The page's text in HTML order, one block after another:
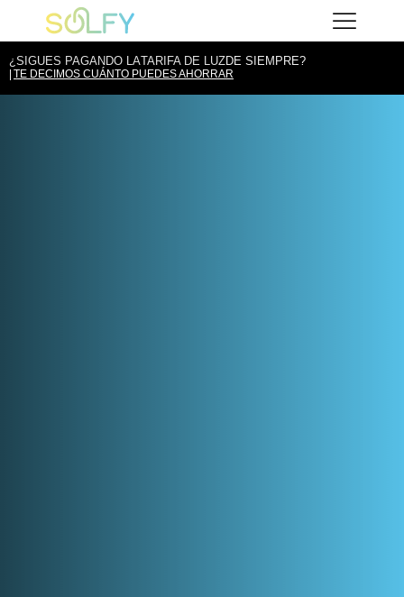
contenido
Solfy
¿SIGUES PAGANDO LATARIFA DE LUZDE SIEMPRE?
TE DECIMOS CUÁNTO PUEDES AHORRAR